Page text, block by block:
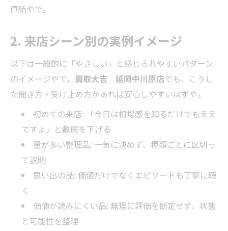
直結やで。
2. 来店シーン別の実例イメージ
以下は一般的に「やさしい」と感じられやすいパターン
のイメージやで。 買取大吉 延岡中川原店でも、こうし
た聞き方・受け止め方があれば安心しやすいはずや。
初めての来店: 「今日は相場感を知るだけでもええ
ですよ」と敷居を下げる
量が多い整理品: 一気に決めず、種類ごとに区切っ
て説明
思い出の品: 価値だけでなくエピソードも丁寧に聴
く
価値が読みにくい品: 無理に評価を断定せず、状態
と可能性を整理